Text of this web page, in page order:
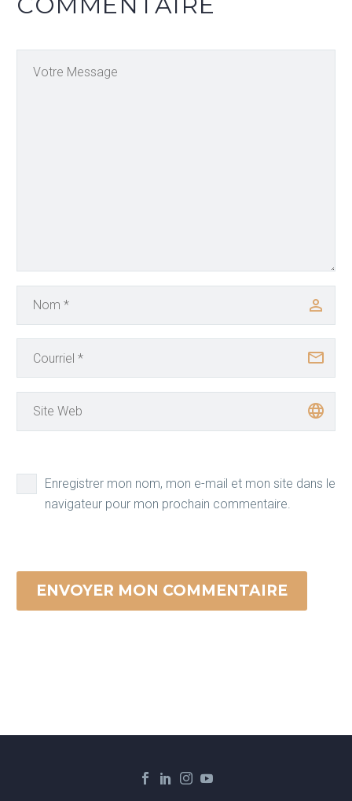
Enregistrer mon nom, mon e-mail et mon site dans le
navigateur pour mon prochain commentaire.
ENVOYER MON COMMENTAIRE